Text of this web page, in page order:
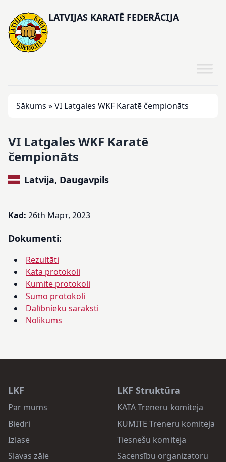
LATVIJAS KARATĒ FEDERĀCIJA
Sākums »VI Latgales WKF Karatē čempionāts
VI Latgales WKF Karatē
čempionāts
Latvija, Daugavpils
Kad: 26th Март, 2023
Dokumenti:
Rezultāti
Kata protokoli
Kumite protokoli
Sumo protokoli
Dalībnieku saraksti
Nolikums
LKF
Par mums
Biedri
Izlase
Slavas zāle
LKF Struktūra
KATA Treneru komiteja
KUMITE Treneru komiteja
Tiesnešu komiteja
Sacensību organizatoru